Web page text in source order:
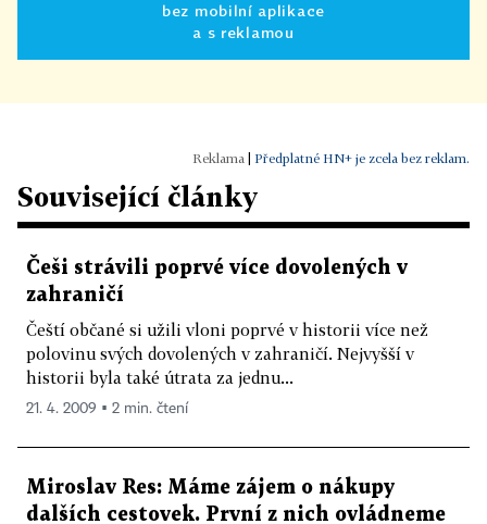
bez mobilní aplikace
a s reklamou
Předplatné HN+ je zcela bez reklam.
Související články
Češi strávili poprvé více dovolených v
zahraničí
Čeští občané si užili vloni poprvé v historii více než
polovinu svých dovolených v zahraničí. Nejvyšší v
historii byla také útrata za jednu...
21. 4. 2009 ▪ 2 min. čtení
Miroslav Res: Máme zájem o nákupy
dalších cestovek. První z nich ovládneme